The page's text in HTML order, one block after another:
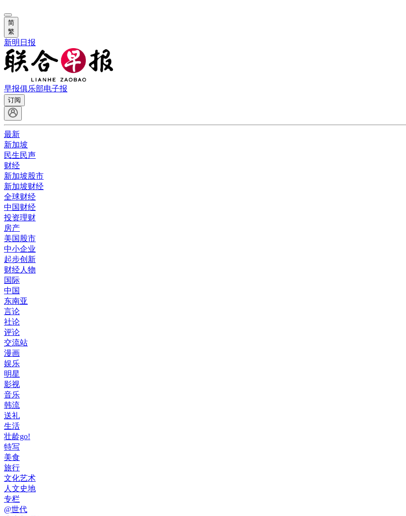
简
繁
新明日报
早报俱乐部电子报
订阅
最新
新加坡
民生民声
财经
新加坡股市
新加坡财经
全球财经
中国财经
投资理财
房产
美国股市
中小企业
起步创新
财经人物
国际
中国
东南亚
言论
社论
评论
交流站
漫画
娱乐
明星
影视
音乐
韩流
送礼
生活
壮龄go!
特写
美食
旅行
文化艺术
人文史地
专栏
@世代